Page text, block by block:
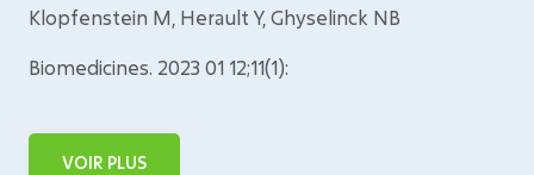
Klopfenstein M, Herault Y, Ghyselinck NB
Biomedicines. 2023 01 12;11(1):
VOIR PLUS